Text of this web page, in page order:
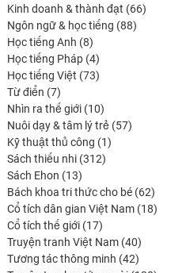
produits
Kinh doanh & thành đạt 6666
Ngôn ngữ & học tiếng 8888
Học tiếng Anh 88
produits
Học tiếng Pháp 44
produits
Học tiếng Việt 7373
Từ điển 77
produits
Nhìn ra thế giới 1010
produits
Nuôi dạy & tâm lý trẻ 5757
Kỹ thuật thủ công 11
Sách thiếu nhi 312312
Sách Ehon 1313
produits
Bách khoa tri thức cho bé 6262
produits
Cổ tích dân gian Việt Nam 1818
Cổ tích thế giới 1717
produits
Truyện tranh Việt Nam 4040
produits
Tương tác thông minh 4242